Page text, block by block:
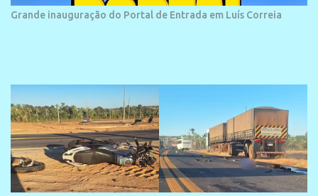
bairro onde se localiza a praia é palco de amplos investimentos e
Grande inauguração do Portal de Entrada em Luís Correia